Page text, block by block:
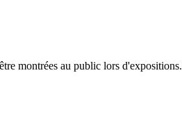
montrées au public lors d'expositions.